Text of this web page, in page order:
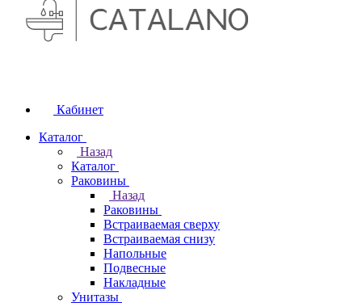
Кабинет
Каталог
Назад
Каталог
Раковины
Назад
Раковины
Встраиваемая сверху
Встраиваемая снизу
Напольные
Подвесные
Накладные
Унитазы